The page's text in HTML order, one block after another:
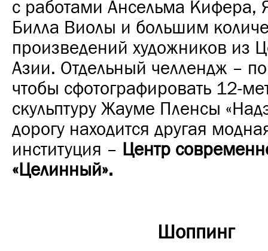
с работами Ансельма Кифера,
Билла Виолы и большим
произведений художников из
Азии. Отдельный челлендж –
чтобы сфотографировать 12-
скульптуру Жауме Пленсы
дорогу находится другая
институция – Центр
«Целинный».
Шоппинг